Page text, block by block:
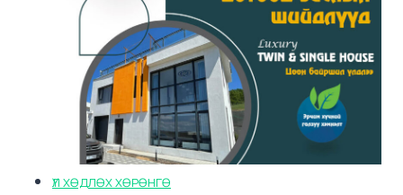
ҮЛ ХӨДЛӨХ ХӨРӨНГӨ